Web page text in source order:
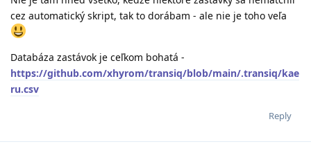
cez automatický skript, tak to dorábam - ale nie je toho veľa
Databáza zastávok je ceľkom bohatá -
https://github.com/xhyrom/transiq/blob/main/.transiq/kae
ru.csv
Reply